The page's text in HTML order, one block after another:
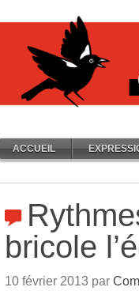
ACCUEIL
bricole
10 février 2013 par